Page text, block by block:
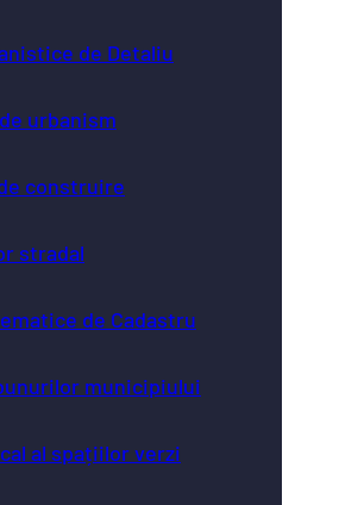
de Detaliu
urbanism
construire
stradal
de Cadastru
municipiului
al spațiilor verzi